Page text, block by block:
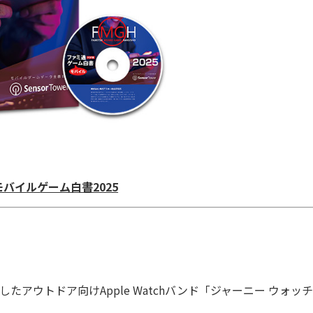
イルゲーム白書2025
アウトドア向けApple Watchバンド「ジャーニー ウォッ